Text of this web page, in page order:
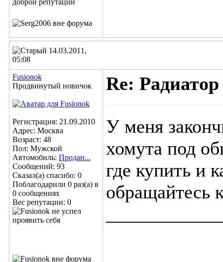
14.03.2011,
05:08
Fusionok
Продвинутый новичок
Регистрация: 21.09.2010
Адрес: Москва
Возраст: 48
Пол: Мужской
Автомобиль: Продан...
Сообщений: 93
Сказал(а) спасибо: 0
Поблагодарили 0 раз(а) в
0 сообщениях
Вес репутации: 0
Re:
У меня
хомута под
где купить и
обращайтесь